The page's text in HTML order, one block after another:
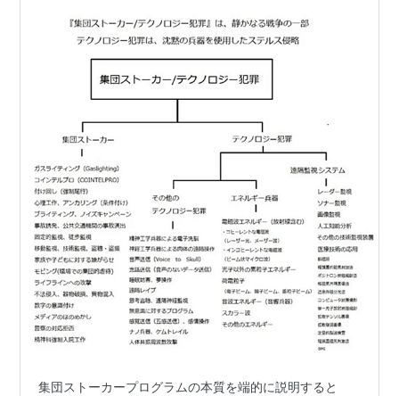
集団ストーカープログラムの本質を端的に説明すると